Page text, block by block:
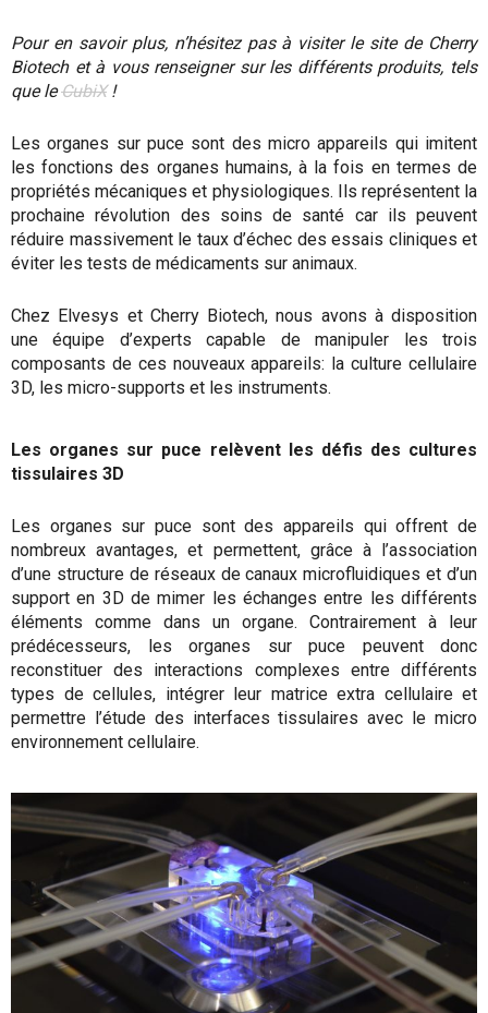
Pour en savoir plus, n’hésitez pas à visiter le site de Cherry
Biotech et à vous renseigner sur les différents produits, tels
que leCubiX!
Les organes sur puce sont des micro appareils qui imitent
les fonctions des organes humains, à la fois en termes de
propriétés mécaniques et physiologiques. Ils représentent la
prochaine révolution des soins de santé car ils peuvent
réduire massivement le taux d’échec des essais cliniques et
éviter les tests de médicaments sur animaux.
Chez Elvesys et Cherry Biotech, nous avons à disposition
une équipe d’experts capable de manipuler les trois
composants de ces nouveaux appareils: la culture cellulaire
3D, les micro-supports et les instruments.
Les organes sur puce relèvent les défis des cultures
tissulaires 3D
Les organes sur puce sont des appareils qui offrent de
nombreux avantages, et permettent, grâce à l’association
d’une structure de réseaux de canaux microfluidiques et d’un
support en 3D de mimer les échanges entre les différents
éléments comme dans un organe. Contrairement à leur
prédécesseurs, les organes sur puce peuvent donc
reconstituer des interactions complexes entre différents
types de cellules, intégrer leur matrice extra cellulaire et
permettre l’étude des interfaces tissulaires avec le micro
environnement cellulaire.